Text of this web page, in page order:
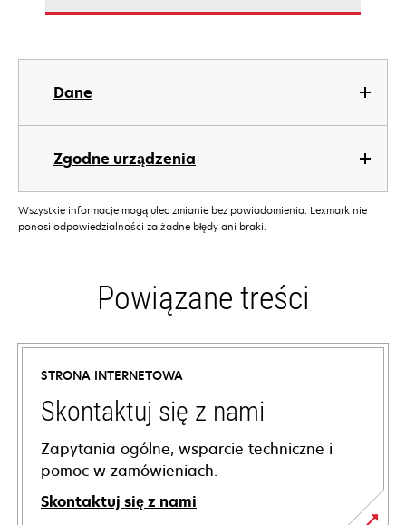
Dane
Zgodne urządzenia
Wszystkie informacje mogą ulec zmianie bez powiadomienia. Lexmark nie
ponosi odpowiedzialności za żadne błędy ani braki.
Powiązane treści
STRONA INTERNETOWA
Skontaktuj się z nami
Zapytania ogólne, wsparcie techniczne i
pomoc w zamówieniach.
Skontaktuj się z nami